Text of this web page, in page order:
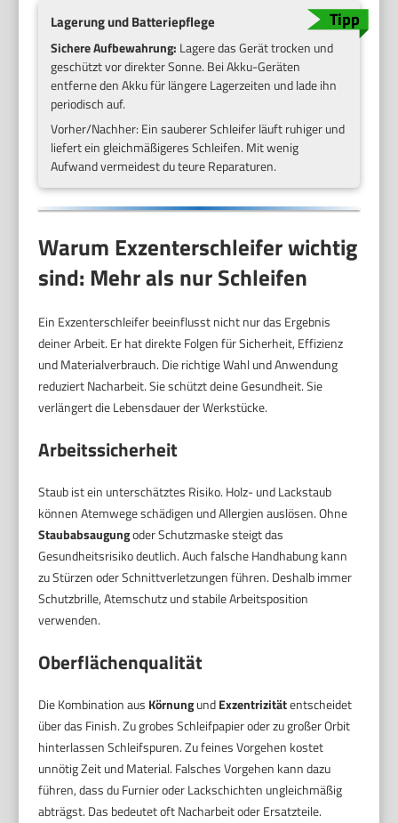
Lagerung und Batteriepflege
Sichere Aufbewahrung: Lagere das Gerät trocken und
geschützt vor direkter Sonne. Bei Akku-Geräten
entferne den Akku für längere Lagerzeiten und lade ihn
periodisch auf.
Vorher/Nachher: Ein sauberer Schleifer läuft ruhiger und
liefert ein gleichmäßigeres Schleifen. Mit wenig
Aufwand vermeidest du teure Reparaturen.
Warum Exzenterschleifer wichtig
sind: Mehr als nur Schleifen
Ein Exzenterschleifer beeinflusst nicht nur das Ergebnis
deiner Arbeit. Er hat direkte Folgen für Sicherheit, Effizienz
und Materialverbrauch. Die richtige Wahl und Anwendung
reduziert Nacharbeit. Sie schützt deine Gesundheit. Sie
verlängert die Lebensdauer der Werkstücke.
Arbeitssicherheit
Staub ist ein unterschätztes Risiko. Holz- und Lackstaub
können Atemwege schädigen und Allergien auslösen. Ohne
Staubabsaugungoder Schutzmaske steigt das
Gesundheitsrisiko deutlich. Auch falsche Handhabung kann
zu Stürzen oder Schnittverletzungen führen. Deshalb immer
Schutzbrille, Atemschutz und stabile Arbeitsposition
verwenden.
Oberflächenqualität
Die Kombination aus KörnungundExzentrizitätentscheidet
über das Finish. Zu grobes Schleifpapier oder zu großer Orbit
hinterlassen Schleifspuren. Zu feines Vorgehen kostet
unnötig Zeit und Material. Falsches Vorgehen kann dazu
führen, dass du Furnier oder Lackschichten ungleichmäßig
abträgst. Das bedeutet oft Nacharbeit oder Ersatzteile.